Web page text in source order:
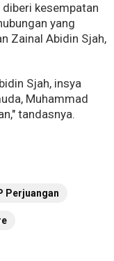
kesempatan
yang
Zainal Abidin Sjah,
Sjah, insya
Muhammad
tandasnya.
Perjuangan